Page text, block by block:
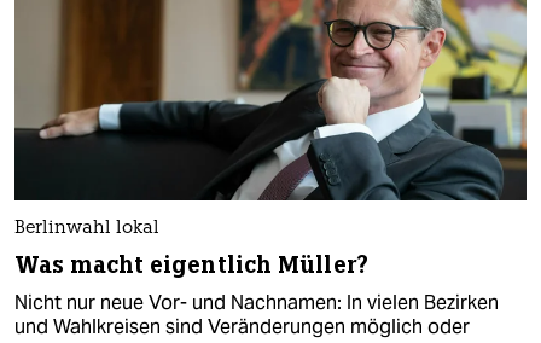
Berlinwahl lokal
Was macht eigentlich Müller?
Nicht nur neue Vor- und Nachnamen: In vielen Bezirken
und Wahlkreisen sind Veränderungen möglich oder